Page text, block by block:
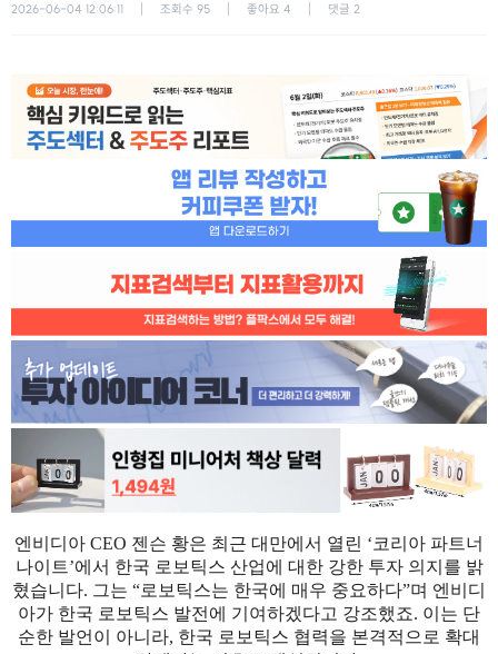
2026-06-04 12:06:11 조회수 95 좋아요 4 댓글 2
엔비디아 CEO 젠슨 황은 최근 대만에서 열린 ‘코리아 파트너
나이트’에서 한국 로보틱스 산업에 대한 강한 투자 의지를 밝
혔습니다. 그는 “로보틱스는 한국에 매우 중요하다”며 엔비디
아가 한국 로보틱스 발전에 기여하겠다고 강조했죠. 이는 단
순한 발언이 아니라, 한국 로보틱스 협력을 본격적으로 확대